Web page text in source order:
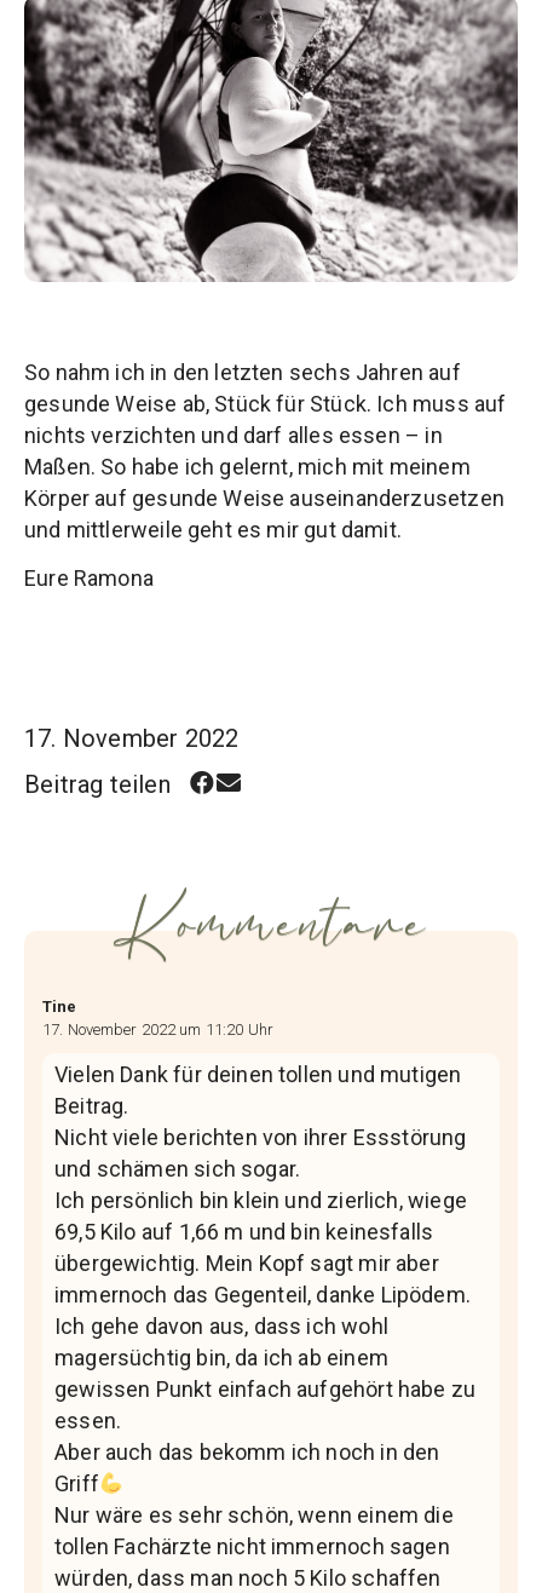
So nahm ich in den letzten sechs Jahren auf
gesunde Weise ab, Stück für Stück. Ich muss auf
nichts verzichten und darf alles essen – in
Maßen. So habe ich gelernt, mich mit meinem
Körper auf gesunde Weise auseinanderzusetzen
und mittlerweile geht es mir gut damit.
Eure Ramona
17. November 2022
Beitrag teilen
Kommentare
Tine
17. November 2022 um 11:20 Uhr
Vielen Dank für deinen tollen und mutigen
Beitrag.
Nicht viele berichten von ihrer Essstörung
und schämen sich sogar.
Ich persönlich bin klein und zierlich, wiege
69,5 Kilo auf 1,66 m und bin keinesfalls
übergewichtig. Mein Kopf sagt mir aber
immernoch das Gegenteil, danke Lipödem.
Ich gehe davon aus, dass ich wohl
magersüchtig bin, da ich ab einem
gewissen Punkt einfach aufgehört habe zu
essen.
Aber auch das bekomm ich noch in den
Griff
Nur wäre es sehr schön, wenn einem die
tollen Fachärzte nicht immernoch sagen
würden, dass man noch 5 Kilo schaffen